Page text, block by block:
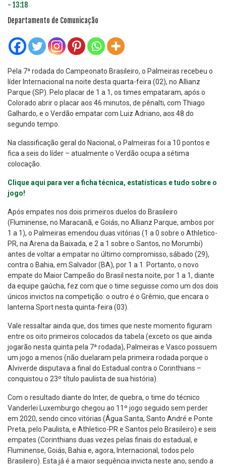
- 13:18
Departamento de Comunicação
Pela 7ª rodada do Campeonato Brasileiro, o Palmeiras recebeu o
líder Internacional na noite desta quarta-feira (02), no Allianz
Parque (SP). Pelo placar de 1 a 1, os times empataram, após o
Colorado abrir o placar aos 46 minutos, de pênalti, com Thiago
Galhardo, e o Verdão empatar com Luiz Adriano, aos 48 do
segundo tempo.
Na classificação geral do Nacional, o Palmeiras foi a 10 pontos e
fica a seis do líder – atualmente o Verdão ocupa a sétima
colocação.
Clique aqui para ver a ficha técnica, estatísticas e tudo sobre o
jogo!
Após empates nos dois primeiros duelos do Brasileiro
(Fluminense, no Maracanã, e Goiás, no Allianz Parque, ambos por
1 a 1), o Palmeiras emendou duas vitórias (1 a 0 sobre o Athletico-
PR, na Arena da Baixada, e 2 a 1 sobre o Santos, no Morumbi)
antes de voltar a empatar no último compromisso, sábado (29),
contra o Bahia, em Salvador (BA), por 1 a 1. Portanto, o novo
empate do Maior Campeão do Brasil nesta noite, por 1 a 1, diante
da equipe gaúcha, fez com que o time seguisse como um dos dois
únicos invictos na competição: o outro é o Grêmio, que encara o
lanterna Sport nesta quinta-feira (03).
Vale ressaltar ainda que, dos times que neste momento figuram
entre os oito primeiros colocados da tabela (exceto os que ainda
jogarão nesta quinta pela 7ª rodada), Palmeiras e Vasco possuem
um jogo a menos (não duelaram pela primeira rodada porque o
Alviverde disputava a final do Estadual contra o Corinthians –
conquistou o 23º título paulista de sua história).
Com o resultado diante do Inter, de quebra, o time do técnico
Vanderlei Luxemburgo chegou ao 11º jogo seguido sem perder
em 2020, sendo cinco vitórias (Água Santa, Santo André e Ponte
Preta, pelo Paulista, e Athletico-PR e Santos pelo Brasileiro) e seis
empates (Corinthians duas vezes pelas finais do estadual, e
Fluminense, Goiás, Bahia e, agora, Internacional, todos pelo
Brasileiro). Esta já é a maior sequência invicta neste ano, sendo a